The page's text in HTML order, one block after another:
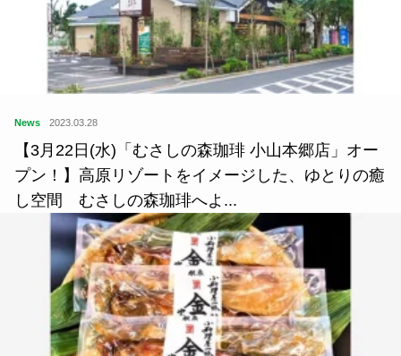
News 2023.03.28
【3月22日(水)「むさしの森珈琲 小山本郷店」オー
プン！】高原リゾートをイメージした、ゆとりの癒
し空間 むさしの森珈琲へよ...